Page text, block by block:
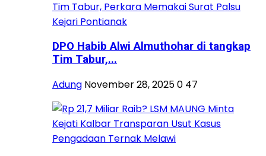
DPO Habib Alwi Almuthohar di tangkap
Tim Tabur,...
Adung November 28, 20250 47